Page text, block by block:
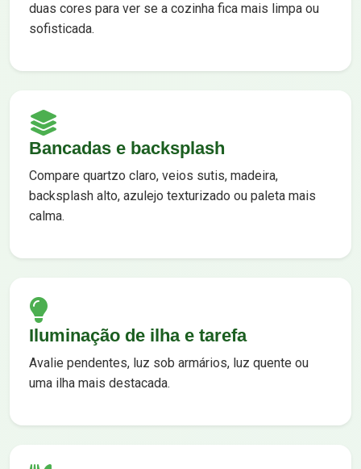
duas cores para ver se a cozinha fica mais limpa ou
sofisticada.
Bancadas e backsplash
Compare quartzo claro, veios sutis, madeira,
backsplash alto, azulejo texturizado ou paleta mais
calma.
Iluminação de ilha e tarefa
Avalie pendentes, luz sob armários, luz quente ou
uma ilha mais destacada.